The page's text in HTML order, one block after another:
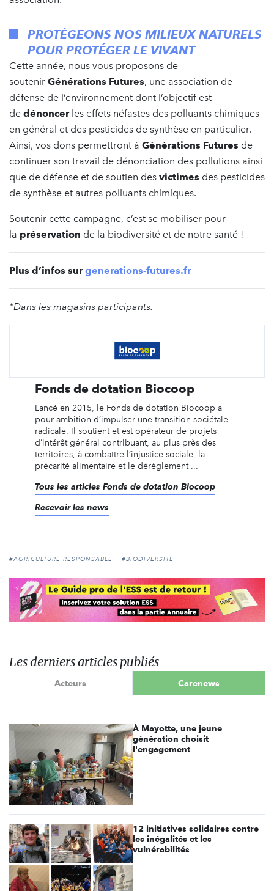
PROTÉGEONS NOS MILIEUX NATURELS
POUR PROTÉGER LE VIVANT
Cette année, nous vous proposons de
soutenir Générations Futures, une association de
défense de l’environnement dont l’objectif est
de dénoncer les effets néfastes des polluants chimiques
en général et des pesticides de synthèse en particulier.
Ainsi, vos dons permettront à Générations Futures de
continuer son travail de dénonciation des pollutions ainsi
que de défense et de soutien des victimes des pesticides
de synthèse et autres polluants chimiques.
Soutenir cette campagne, c’est se mobiliser pour
la préservation de la biodiversité et de notre santé !
Plus d’infos surgenerations-futures.fr
*Dans les magasins participants.
Fonds de dotation Biocoop
Lancé en 2015, le Fonds de dotation Biocoop a
pour ambition d’impulser une transition sociétale
radicale. Il soutient et est opérateur de projets
d’intérêt général contribuant, au plus près des
territoires, à combattre l’injustice sociale, la
précarité alimentaire et le dérèglement ...
Tous les articles Fonds de dotation Biocoop
Recevoir les news
#AGRICULTURE RESPONSABLE #BIODIVERSITÉ
Les derniers articles publiés
Acteurs Carenews
À Mayotte, une jeune
génération choisit
l'engagement
12 initiatives solidaires contre
les inégalités et les
vulnérabilités